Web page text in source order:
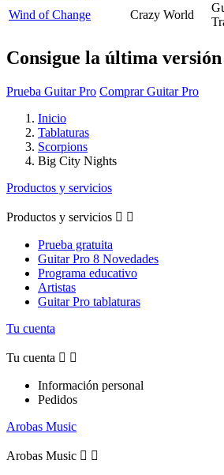
Wind of Change
Crazy World
Consigue la última
Prueba Guitar Pro Comprar Guitar Pro
Inicio
Tablaturas
Scorpions
Big City Nights
Productos y servicios
Productos y servicios  
Prueba gratuita
Guitar Pro 8 Novedades
Programa educativo
Artistas
Guitar Pro tablaturas
Tu cuenta
Tu cuenta  
Información personal
Pedidos
Arobas Music
Arobas Music  